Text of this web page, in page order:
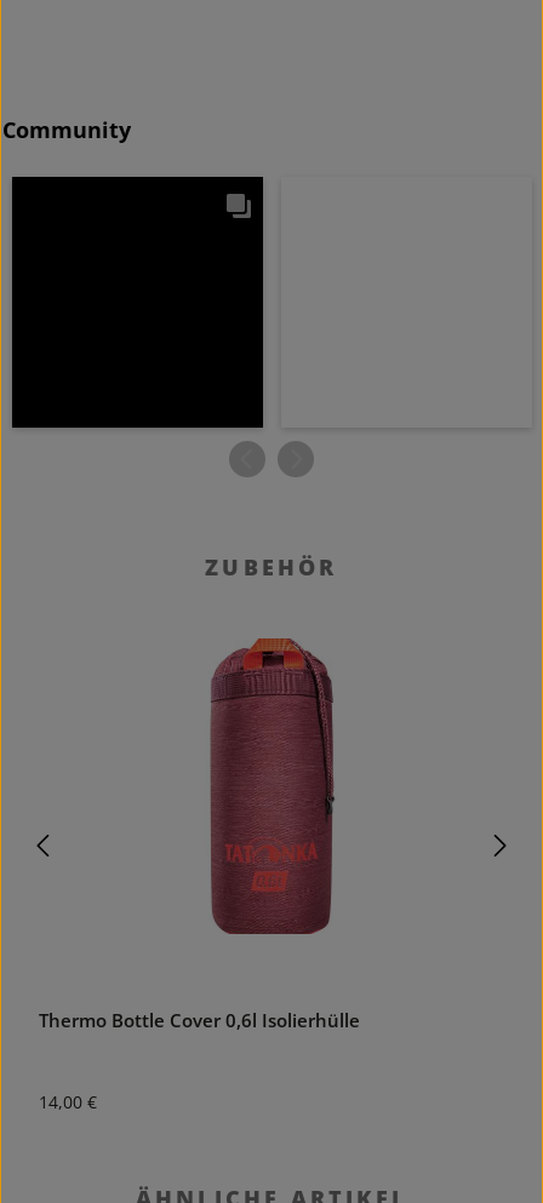
Community
Produktgalerie überspringenZUBEHÖR
Thermo Bottle Cover 0,6l Isolierhülle
Regulärer Preis:
14,00 €
Produktgalerie überspringen